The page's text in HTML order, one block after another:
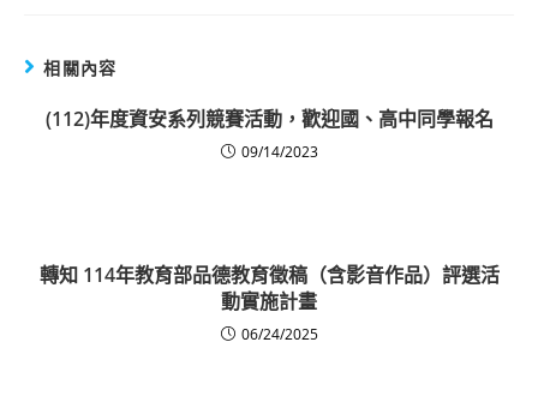
相關內容
(112)年度資安系列競賽活動，歡迎國、高中同學報名
09/14/2023
轉知 114年教育部品德教育徵稿（含影音作品）評選活
動實施計畫
06/24/2025